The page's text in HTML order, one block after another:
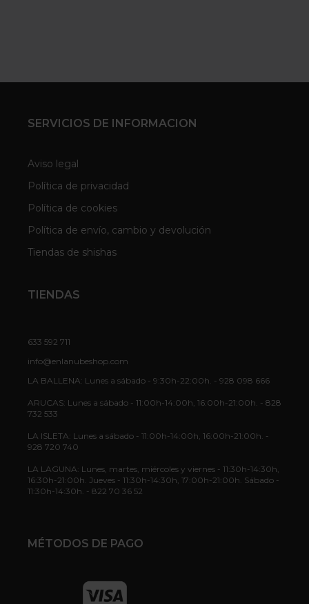
SERVICIOS DE INFORMACION
Aviso legal
Política de privacidad
Política de cookies
Política de envío, cambio y devolución
Tiendas de shishas
TIENDAS
633 592 711
info@enlanubeshop.com
LA BALLENA: Lunes a sábado - 9:30h-22:00h. - 928 098 666
ARUCAS: Lunes a sábado - 11:00h-14:00h, 16:00h-21:00h. - 828
732 533
LA ISLETA: Lunes a sábado - 11:00h-14:00h, 16:00h-21:00h. -
928 720 740
LA LAGUNA: Lunes, martes, miércoles y viernes - 11:30h-14:30h,
16:30h-21:00h. Jueves - 11:30h-14:30h, 17:00h-21:00h. Sábado -
11:30h-14:30h. - 822 70 36 52
MÉTODOS DE PAGO